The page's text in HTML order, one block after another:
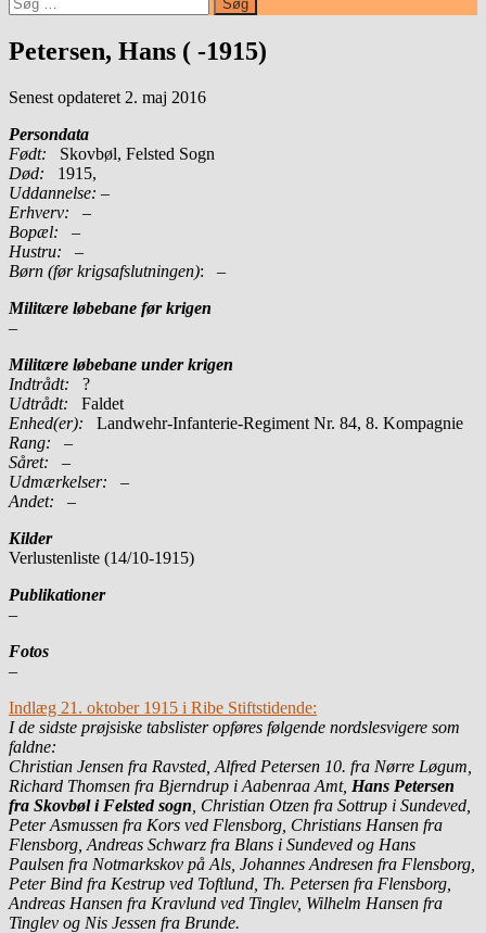
efter:
Petersen, Hans ( -1915)
Senest opdateret 2. maj 2016
Persondata
Født: Skovbøl, Felsted Sogn
Død: 1915,
Uddannelse: –
Erhverv: –
Bopæl: –
Hustru: –
Børn (før krigsafslutningen): –
Militære løbebane før krigen
–
Militære løbebane under krigen
Indtrådt: ?
Udtrådt: Faldet
Enhed(er):
Landwehr-Infanterie-Regiment Nr. 84, 8. Kompagnie
Rang:
–
Såret: –
Udmærkelser: –
Andet: –
Kilder
Verlustenliste (14/10-1915)
Publikationer
–
Fotos
–
Indlæg 21. oktober 1915 i Ribe Stiftstidende:
I de sidste prøjsiske tabslister opføres følgende nordslesvigere som
faldne:
Christian Jensen fra Ravsted, Alfred Petersen 10. fra Nørre Løgum,
Richard Thomsen fra Bjerndrup i Aabenraa Amt, Hans Petersen
fra Skovbøl i Felsted sogn , Christian Otzen fra Sottrup i Sundeved,
Peter Asmussen fra Kors ved Flensborg, Christians Hansen fra
Flensborg, Andreas Schwarz fra Blans i Sundeved og Hans
Paulsen fra Notmarkskov på Als, Johannes Andresen fra Flensborg,
Peter Bind fra Kestrup ved Toftlund, Th. Petersen fra Flensborg,
Andreas Hansen fra Kravlund ved Tinglev, Wilhelm Hansen fra
Tinglev og Nis Jessen fra Brunde.